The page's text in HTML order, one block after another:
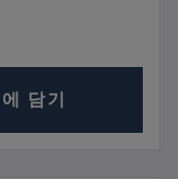
하거나 버튼
담기